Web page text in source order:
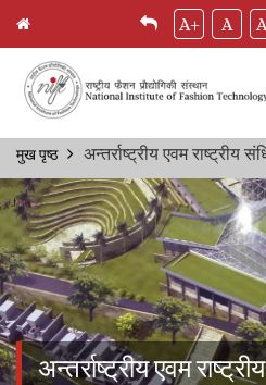
Skip
main
content
A+ A
Breadcrumb
मुख पृष्ठ अन्तर्राष्ट्रीय एवम राष्ट्रीय
अन्तर्राष्ट्रीय एवम